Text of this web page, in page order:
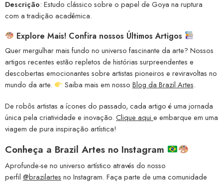
Descrição: Estudo clássico sobre o papel de Goya na ruptura
com a tradição acadêmica.
Explore Mais! Confira nossos Últimos Artigos
Quer mergulhar mais fundo no universo fascinante da arte? Nossos
artigos recentes estão repletos de histórias surpreendentes e
descobertas emocionantes sobre artistas pioneiros e reviravoltas no
mundo da arte.
Saiba mais em nosso Blog da Brazil Artes.
De robôs artistas a ícones do passado, cada artigo é uma jornada
única pela criatividade e inovação. Clique aqui e embarque em uma
viagem de pura inspiração artística!
Conheça a Brazil Artes no Instagram
Aprofunde-se no universo artístico através do nosso
perfil @brazilartes no Instagram. Faça parte de uma comunidade